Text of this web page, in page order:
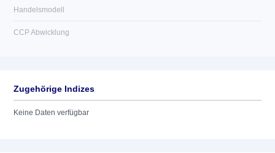
Handelsmodell
CCP Abwicklung
Zugehörige Indizes
Keine Daten verfügbar